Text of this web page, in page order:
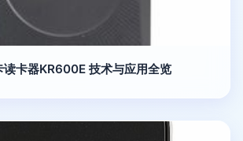
读卡器KR600E 技术与应用全览